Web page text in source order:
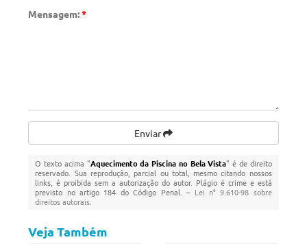
Mensagem:*
Enviar
O texto acima "Aquecimento da Piscina no Bela Vista" é de direito
reservado. Sua reprodução, parcial ou total, mesmo citando nossos
links, é proibida sem a autorização do autor. Plágio é crime e está
previsto no artigo 184 do Código Penal. – Lei n° 9.610-98 sobre
direitos autorais
Veja Também